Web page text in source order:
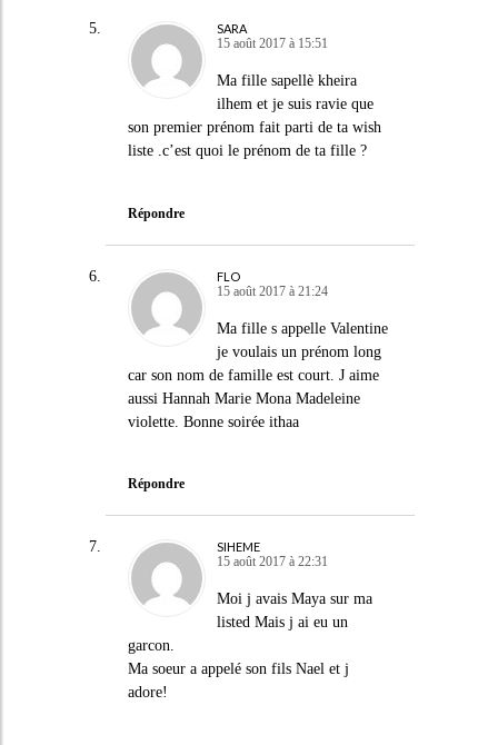
SARA
15 août 2017 à 15:51
Ma fille sapellè kheira
ilhem et je suis ravie que
son premier prénom fait parti de ta wish
liste .c’est quoi le prénom de ta fille ?
Répondre
FLO
15 août 2017 à 21:24
Ma fille s appelle Valentine
je voulais un prénom long
car son nom de famille est court. J aime
aussi Hannah Marie Mona Madeleine
violette. Bonne soirée ithaa
Répondre
SIHEME
15 août 2017 à 22:31
Moi j avais Maya sur ma
listed Mais j ai eu un
garcon.
Ma soeur a appelé son fils Nael et j
adore!